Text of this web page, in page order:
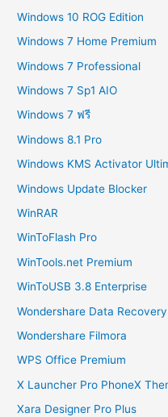
Windows 10 ROG Edition
Windows 7 Home Premium
Windows 7 Professional
Windows 7 Sp1 AIO
Windows 7 ฟรี
Windows 8.1 Pro
Windows KMS Activator
Windows Update Blocker
WinRAR
WinToFlash Pro
WinTools.net Premium
WinToUSB 3.8 Enterprise
Wondershare Data Recovery
Wondershare Filmora
WPS Office Premium
X Launcher Pro PhoneX
Xara Designer Pro Plus